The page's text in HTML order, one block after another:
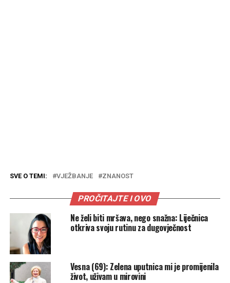
SVE O TEMI: VJEŽBANJE ZNANOST
PROČITAJTE I OVO
Ne želi biti mršava, nego snažna: Liječnica
otkriva svoju rutinu za dugovječnost
Vesna (69): Zelena uputnica mi je promijenila
život, uživam u mirovini